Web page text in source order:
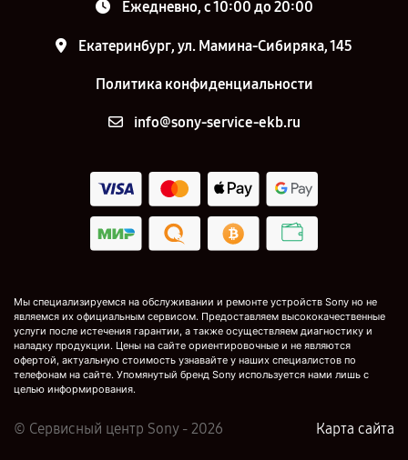
Ежедневно, с 10:00 до 20:00
Екатеринбург, ул. Мамина-Сибиряка, 145
Политика конфиденциальности
info@sony-service-ekb.ru
Мы специализируемся на обслуживании и ремонте устройств Sony но не
являемся их официальным сервисом. Предоставляем высококачественные
услуги после истечения гарантии, а также осуществляем диагностику и
наладку продукции. Цены на сайте ориентировочные и не являются
офертой, актуальную стоимость узнавайте у наших специалистов по
телефонам на сайте. Упомянутый бренд Sony используется нами лишь с
целью информирования.
© Сервисный центр Sony - 2026 Карта сайта